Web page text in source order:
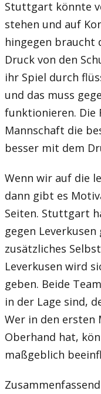
Stuttgart könnte
stehen und auf
hingegen braucht
Druck von den
ihr Spiel durch
und das muss
funktionieren. Die
Mannschaft die
besser mit dem
Wenn wir auf die
dann gibt es
Seiten. Stuttgart
gegen
zusätzliches
Leverkusen wird
geben. Beide
in der Lage sind,
Wer in den ersten
Oberhand hat,
maßgeblich